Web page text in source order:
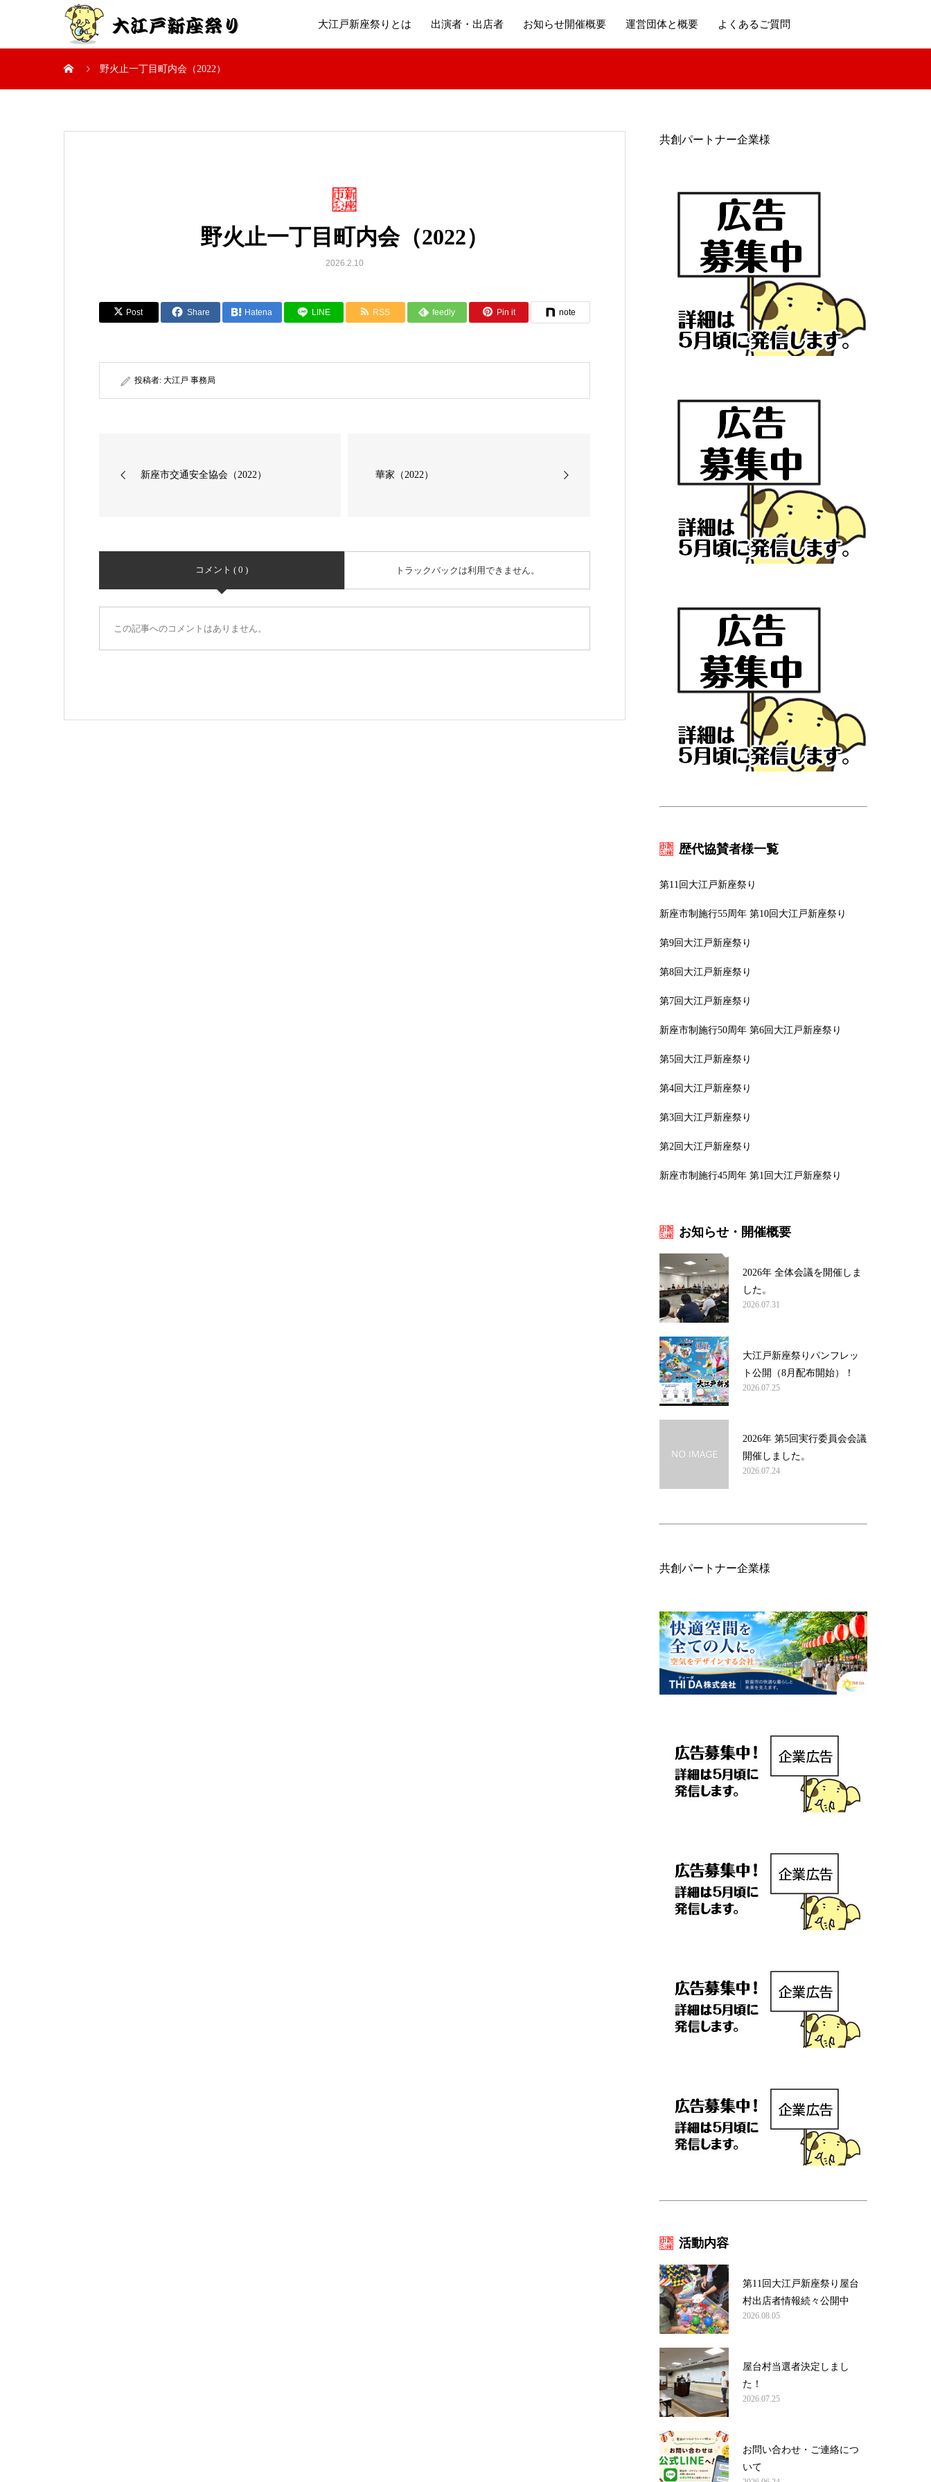
大江戸新座祭りとは 出演者・出店者 お知らせ開催概要 運営団体と概要 よくあるご質問
野火止一丁目町内会（2022）
野火止一丁目町内会（2022）
2026.2.10
Post Share Hatena LINE RSS feedly Pin it note
投稿者: 大江戸 事務局
新座市交通安全協会（2022） 華家（2022）
コメント ( 0 ) トラックバックは利用できません。
この記事へのコメントはありません。
共創パートナー企業様
歴代協賛者様一覧
第11回大江戸新座祭り
新座市制施行55周年 第10回大江戸新座祭り
第9回大江戸新座祭り
第8回大江戸新座祭り
第7回大江戸新座祭り
新座市制施行50周年 第6回大江戸新座祭り
第5回大江戸新座祭り
第4回大江戸新座祭り
第3回大江戸新座祭り
第2回大江戸新座祭り
新座市制施行45周年 第1回大江戸新座祭り
お知らせ・開催概要
2026年 全体会議を開催しま
した。
2026.07.31
大江戸新座祭りパンフレッ
ト公開（8月配布開始）！
2026.07.25
2026年 第5回実行委員会会議
開催しました。
2026.07.24
共創パートナー企業様
活動内容
第11回大江戸新座祭り屋台
村出店者情報続々公開中
2026.08.05
屋台村当選者決定しまし
た！
2026.07.25
お問い合わせ・ご連絡につ
いて